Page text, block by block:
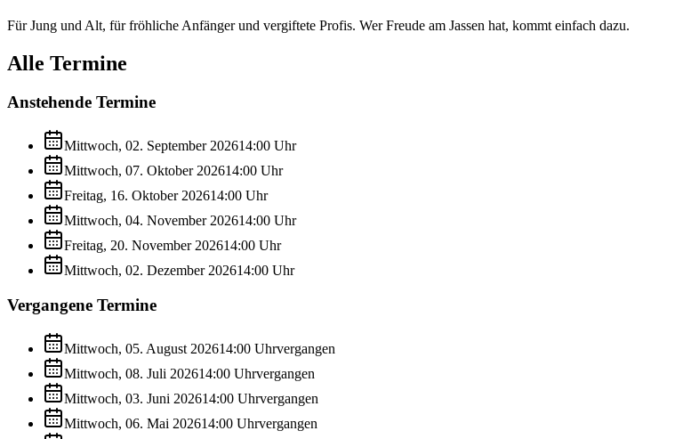
Für Jung und Alt, für fröhliche Anfänger und vergiftete Profis. Wer Freude am Jassen hat, kommt einfach dazu.
Alle Termine
Anstehende Termine
Mittwoch, 02. September 202614:00 Uhr
Mittwoch, 07. Oktober 202614:00 Uhr
Freitag, 16. Oktober 202614:00 Uhr
Mittwoch, 04. November 202614:00 Uhr
Freitag, 20. November 202614:00 Uhr
Mittwoch, 02. Dezember 202614:00 Uhr
Vergangene Termine
Mittwoch, 05. August 202614:00 Uhrvergangen
Mittwoch, 08. Juli 202614:00 Uhrvergangen
Mittwoch, 03. Juni 202614:00 Uhrvergangen
Mittwoch, 06. Mai 202614:00 Uhrvergangen